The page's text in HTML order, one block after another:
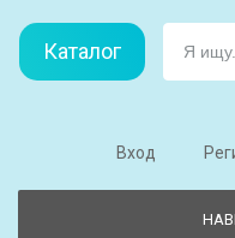
Каталог
Вход